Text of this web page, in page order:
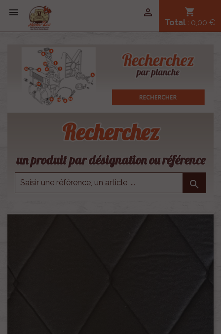
 shopping_cart
Total : 0,00 €

Recherchez
un produit par désignation ou référence
